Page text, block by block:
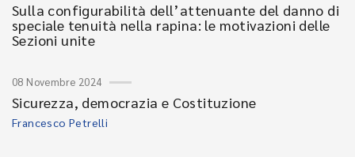
Sulla configurabilità dell’attenuante del danno di
speciale tenuità nella rapina: le motivazioni delle
Sezioni unite
08 Novembre 2024
Sicurezza, democrazia e Costituzione
Francesco Petrelli